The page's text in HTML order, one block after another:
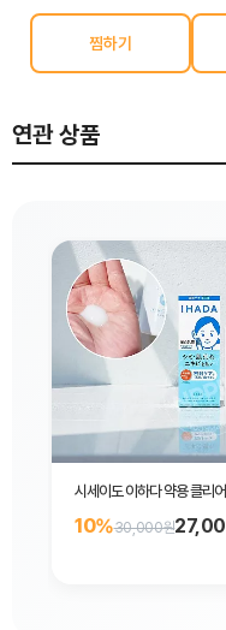
찜하기
연관 상품
시세이도 이하다 약용 클리
10%30,000원